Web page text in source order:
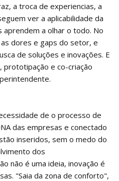
a troca de experiencias, a
ver a aplicabilidade da
a olhar o todo. No
dores e gaps do setor, e
de soluções e inovações. E
prototipação e co-criação
de o processo de
das empresas e conectado
inseridos, sem o medo do
dos
não é uma ideia, inovação é
"Saia da zona de conforto",